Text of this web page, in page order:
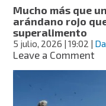
Mucho más que
arándano rojo
superalimento
5 julio, 2026 | 19:02 |
Leave a Commenton